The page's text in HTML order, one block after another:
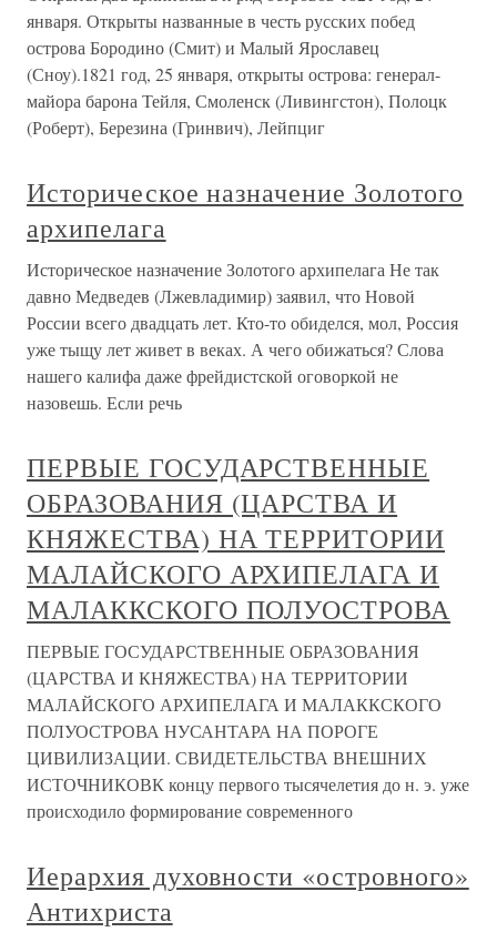
января. Открыты названные в честь русских побед
острова Бородино (Смит) и Малый Ярославец
(Сноу).1821 год, 25 января, открыты острова: генерал-
майора барона Тейля, Смоленск (Ливингстон), Полоцк
(Роберт), Березина (Гринвич), Лейпциг
Историческое назначение Золотого
архипелага
Историческое назначение Золотого архипелага Не так
давно Медведев (Лжевладимир) заявил, что Новой
России всего двадцать лет. Кто-то обиделся, мол, Россия
уже тыщу лет живет в веках. А чего обижаться? Слова
нашего калифа даже фрейдистской оговоркой не
назовешь. Если речь
ПЕРВЫЕ ГОСУДАРСТВЕННЫЕ
ОБРАЗОВАНИЯ (ЦАРСТВА И
КНЯЖЕСТВА) НА ТЕРРИТОРИИ
МАЛАЙСКОГО АРХИПЕЛАГА И
МАЛАККСКОГО ПОЛУОСТРОВА
ПЕРВЫЕ ГОСУДАРСТВЕННЫЕ ОБРАЗОВАНИЯ
(ЦАРСТВА И КНЯЖЕСТВА) НА ТЕРРИТОРИИ
МАЛАЙСКОГО АРХИПЕЛАГА И МАЛАККСКОГО
ПОЛУОСТРОВА НУСАНТАРА НА ПОРОГЕ
ЦИВИЛИЗАЦИИ. СВИДЕТЕЛЬСТВА ВНЕШНИХ
ИСТОЧНИКОВК концу первого тысячелетия до н. э. уже
происходило формирование современного
Иерархия духовности «островного»
Антихриста